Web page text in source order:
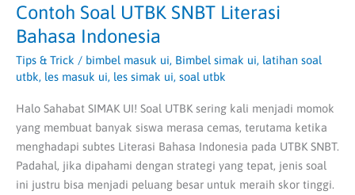
Contoh Soal UTBK SNBT Literasi
Bahasa Indonesia
Tips & Trick / bimbel masuk ui, Bimbel simak ui, latihan soal
utbk, les masuk ui, les simak ui, soal utbk
Halo Sahabat SIMAK UI! Soal UTBK sering kali menjadi momok
yang membuat banyak siswa merasa cemas, terutama ketika
menghadapi subtes Literasi Bahasa Indonesia pada UTBK SNBT.
Padahal, jika dipahami dengan strategi yang tepat, jenis soal
ini justru bisa menjadi peluang besar untuk meraih skor tinggi.